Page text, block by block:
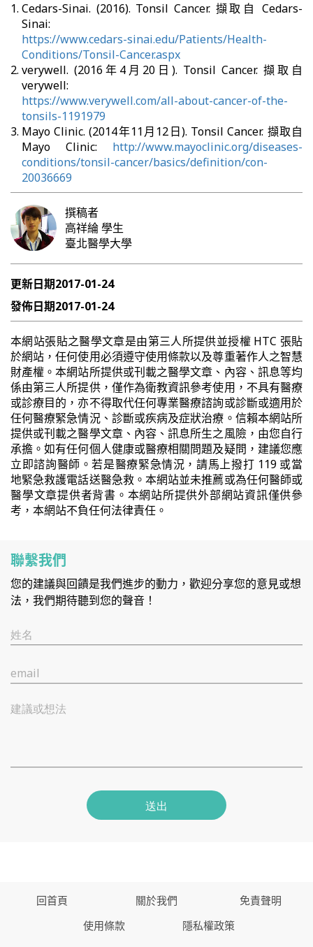
Cedars-Sinai. (2016). Tonsil Cancer. 擷取自 Cedars-
Sinai:
https://www.cedars-sinai.edu/Patients/Health-
Conditions/Tonsil-Cancer.aspx
verywell. (2016年4月20日). Tonsil Cancer. 擷取自
verywell:
https://www.verywell.com/all-about-cancer-of-the-
tonsils-1191979
Mayo Clinic. (2014年11月12日). Tonsil Cancer. 擷取自
Mayo Clinic: http://www.mayoclinic.org/diseases-
conditions/tonsil-cancer/basics/definition/con-
20036669
撰稿者
高祥綸學生
臺北醫學大學
更新日期2017-01-24
發佈日期2017-01-24
本網站張貼之醫學文章是由第三人所提供並授權 HTC 張貼
於網站，任何使用必須遵守使用條款以及尊重著作人之智慧
財產權。本網站所提供或刊載之醫學文章、內容、訊息等均
係由第三人所提供，僅作為衛教資訊參考使用，不具有醫療
或診療目的，亦不得取代任何專業醫療諮詢或診斷或適用於
任何醫療緊急情況、診斷或疾病及症狀治療。信賴本網站所
提供或刊載之醫學文章、內容、訊息所生之風險，由您自行
承擔。如有任何個人健康或醫療相關問題及疑問，建議您應
立即諮詢醫師。若是醫療緊急情況，請馬上撥打 119 或當
地緊急救護電話送醫急救。本網站並未推薦或為任何醫師或
醫學文章提供者背書。本網站所提供外部網站資訊僅供參
考，本網站不負任何法律責任。
聯繫我們
您的建議與回饋是我們進步的動力，歡迎分享您的意見或想
法，我們期待聽到您的聲音！
姓名
email
建議或想法
送出
回首頁 關於我們
免責聲明
使用條款
隱私權政策